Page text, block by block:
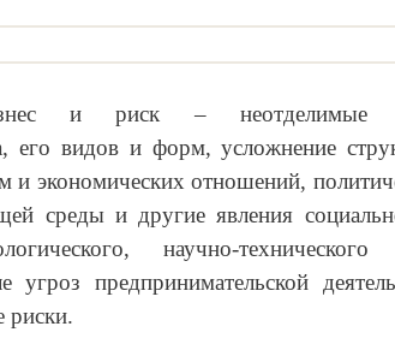
и риск – неотделимые
его видов и форм, усложнение
и экономических отношений,
среды и другие явления
научно-
угроз предпринимательской
риски.